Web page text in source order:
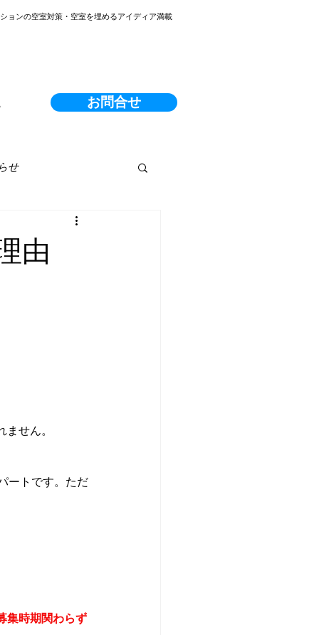
ョンの空室対策・空室を埋めるアイディア満載
お問合せ
せ
由
せん。
ートです。ただ
集時期関わらず